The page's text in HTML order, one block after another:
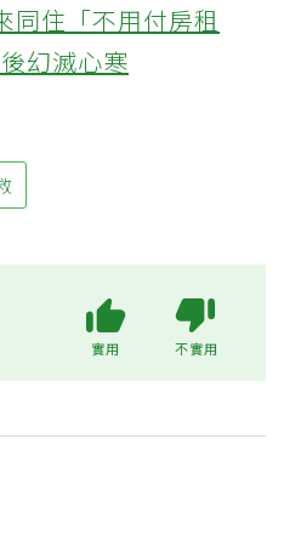
同住「不用付房租
幻滅心寒
實用 不實用